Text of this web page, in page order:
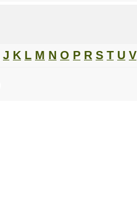
J K L M N O P R S T U V